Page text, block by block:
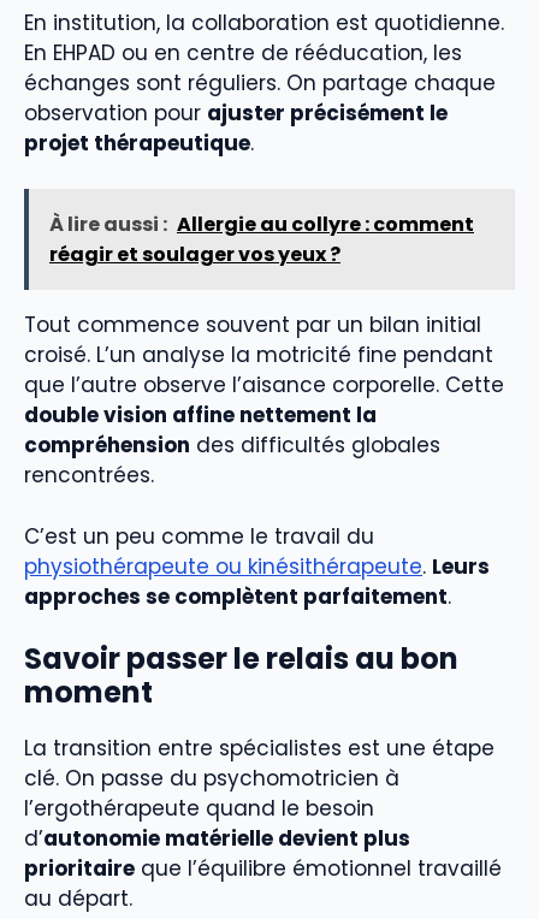
En institution, la collaboration est quotidienne.
En EHPAD ou en centre de rééducation, les
échanges sont réguliers. On partage chaque
observation pour ajuster précisément le
projet thérapeutique.
À lire aussi : Allergie au collyre : comment
réagir et soulager vos yeux ?
Tout commence souvent par un bilan initial
croisé. L’un analyse la motricité fine pendant
que l’autre observe l’aisance corporelle. Cette
double vision affine nettement la
compréhension des difficultés globales
rencontrées.
C’est un peu comme le travail du
physiothérapeute ou kinésithérapeute. Leurs
approches se complètent parfaitement.
Savoir passer le relais au bon
moment
La transition entre spécialistes est une étape
clé. On passe du psychomotricien à
l’ergothérapeute quand le besoin
d’autonomie matérielle devient plus
prioritaire que l’équilibre émotionnel travaillé
au départ.